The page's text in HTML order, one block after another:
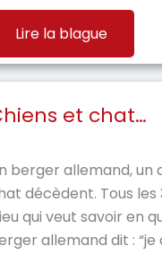
Lire la blague
et chat…
berger allemand, un
décèdent. Tous
qui veut savoir en
allemand dit : “je